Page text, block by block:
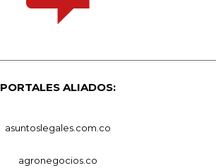
PORTALES ALIADOS:
asuntoslegales.com.co
agronegocios.co